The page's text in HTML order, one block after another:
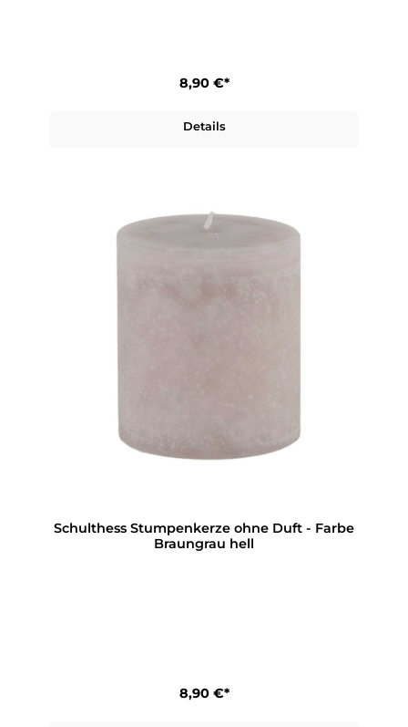
8,90 €*
Details
Schulthess Stumpenkerze ohne Duft - Farbe
Braungrau hell
8,90 €*